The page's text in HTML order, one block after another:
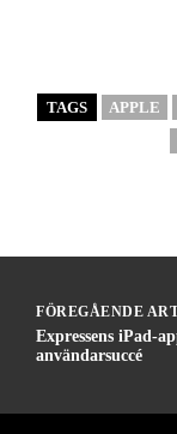
TAGS APPLE
FÖREGÅENDE
Expressens iPad-
användarsuccé